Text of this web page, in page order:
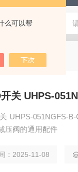
么可以帮
Mindman电磁阀
开关 UHPS-
051NGFS-B-GW2-
压阀的通用配件
：2025-11-08